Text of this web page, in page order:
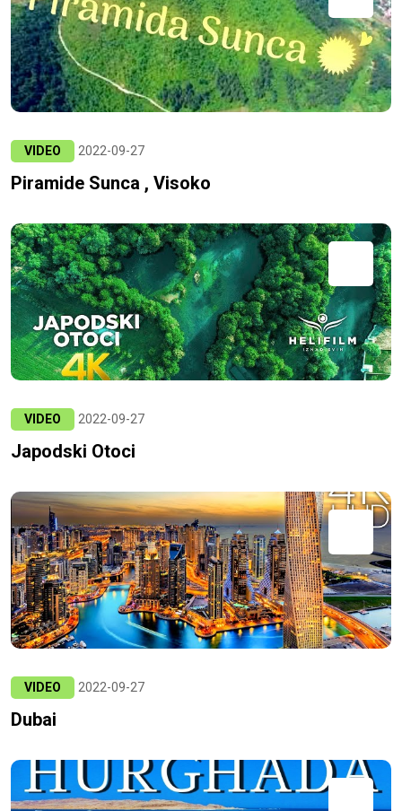
VIDEO 2022-09-27
Piramide Sunca , Visoko
VIDEO 2022-09-27
Japodski Otoci
VIDEO 2022-09-27
Dubai